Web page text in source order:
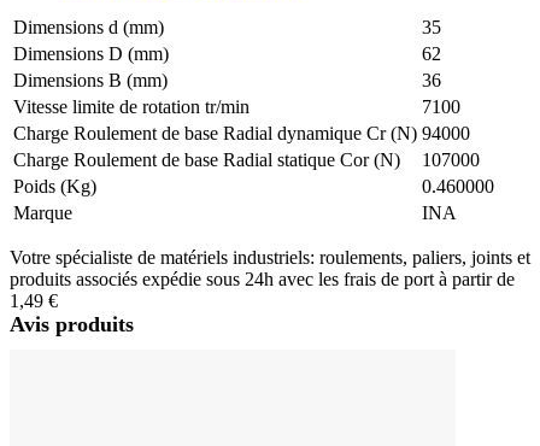
Dimensions d (mm)
35
Dimensions D (mm)
62
Dimensions B (mm)
36
Vitesse limite de rotation tr/min
7100
Charge Roulement de base Radial dynamique Cr (N) 94000
Charge Roulement de base Radial statique Cor (N)
107000
Poids (Kg)
0.460000
Marque
INA
Votre spécialiste de matériels industriels: roulements, paliers, joints et
produits associés expédie sous 24h avec les frais de port à partir de
1,49 €
Avis produits